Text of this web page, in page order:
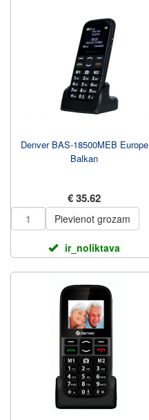
Denver BAS-18500MEB Europe
Balkan
€ 35.62
Pievienot grozam
ir_noliktava